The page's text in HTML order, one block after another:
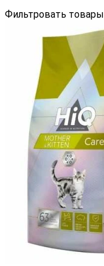
Фильтровать товары